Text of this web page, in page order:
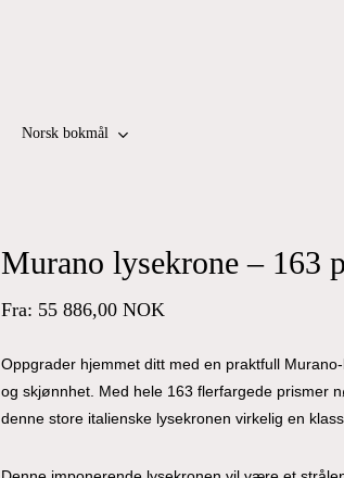
Norsk bokmål
Murano lysekrone – 163
Fra: 55 886,00NOK
Oppgrader hjemmet ditt med en praktfull
og skjønnhet. Med hele 163 flerfargede prismer
denne store italienske lysekronen virkelig en